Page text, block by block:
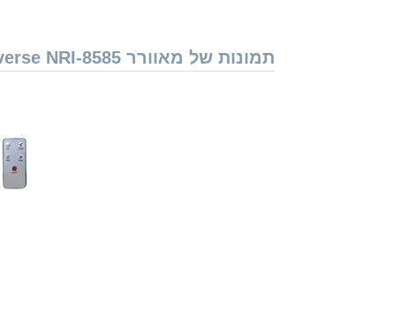
תמונות של מאוורר Universe NRI-8585